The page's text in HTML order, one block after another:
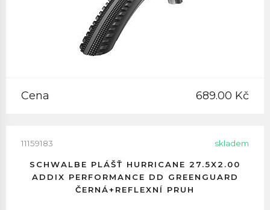
Cena 689.00 Kč
11159183 skladem
SCHWALBE PLÁŠŤ HURRICANE 27.5X2.00
ADDIX PERFORMANCE DD GREENGUARD
ČERNÁ+REFLEXNÍ PRUH